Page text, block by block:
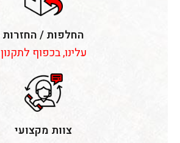
החלפות / החזרות
עלינו, בכפוף לתקנון
צוות מקצועי